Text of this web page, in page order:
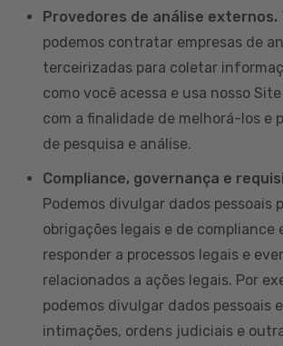
Provedores de análise externos.
podemos contratar empresas de
terceirizadas para coletar
como você acessa e usa nosso
com a finalidade de melhorá-los e
de pesquisa e análise.
Compliance, governança e
Podemos divulgar dados pessoais
obrigações legais e de compliance
responder a processos legais e
relacionados a ações legais. Por
podemos divulgar dados pessoais
intimações, ordens judiciais e